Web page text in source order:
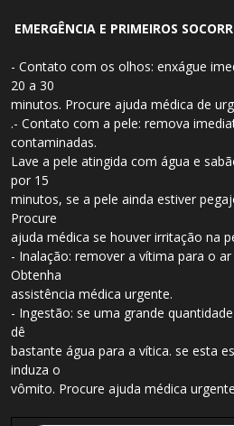
EMERGÊNCIA E PRIMEIROS
- Contato com os olhos: enxágue
20 a 30
minutos. Procure ajuda médica de
.- Contato com a pele: remova
contaminadas.
Lave a pele atingida com água e
por 15
minutos, se a pele ainda estiver
Procure
ajuda médica se houver irritação na
- Inalação: remover a vítima para o
Obtenha
assistência médica urgente.
- Ingestão: se uma grande
dê
bastante água para a vítica. se esta
induza o
vômito. Procure ajuda médica